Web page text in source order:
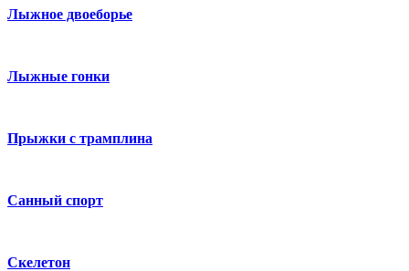
Лыжное двоеборье
Лыжные гонки
Прыжки с трамплина
Санный спорт
Скелетон